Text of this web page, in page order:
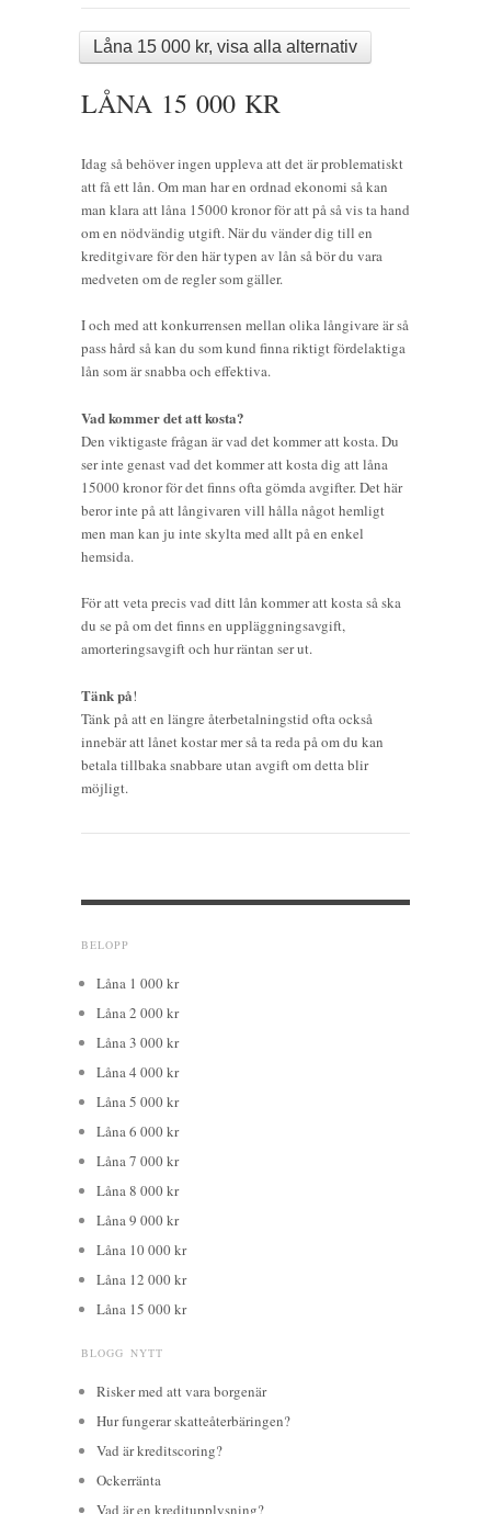
Låna 15 000 kr, visa alla alternativ
LÅNA 15 000 KR
Idag så behöver ingen uppleva att det är problematiskt
att få ett lån. Om man har en ordnad ekonomi så kan
man klara att låna 15000 kronor för att på så vis ta hand
om en nödvändig utgift. När du vänder dig till en
kreditgivare för den här typen av lån så bör du vara
medveten om de regler som gäller.
I och med att konkurrensen mellan olika långivare är så
pass hård så kan du som kund finna riktigt fördelaktiga
lån som är snabba och effektiva.
Vad kommer det att kosta?
Den viktigaste frågan är vad det kommer att kosta. Du
ser inte genast vad det kommer att kosta dig att låna
15000 kronor för det finns ofta gömda avgifter. Det här
beror inte på att långivaren vill hålla något hemligt
men man kan ju inte skylta med allt på en enkel
hemsida.
För att veta precis vad ditt lån kommer att kosta så ska
du se på om det finns en uppläggningsavgift,
amorteringsavgift och hur räntan ser ut.
Tänk på!
Tänk på att en längre återbetalningstid ofta också
innebär att lånet kostar mer så ta reda på om du kan
betala tillbaka snabbare utan avgift om detta blir
möjligt.
BELOPP
Låna 1 000 kr
Låna 2 000 kr
Låna 3 000 kr
Låna 4 000 kr
Låna 5 000 kr
Låna 6 000 kr
Låna 7 000 kr
Låna 8 000 kr
Låna 9 000 kr
Låna 10 000 kr
Låna 12 000 kr
Låna 15 000 kr
BLOGG NYTT
Risker med att vara borgenär
Hur fungerar skatteåterbäringen?
Vad är kreditscoring?
Ockerränta
Vad är en kreditupplysning?